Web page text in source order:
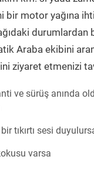
bir motor yağına
durumlardan
Araba ekibini
ziyaret etmenizi
ve sürüş anında
tıkırtı sesi
varsa